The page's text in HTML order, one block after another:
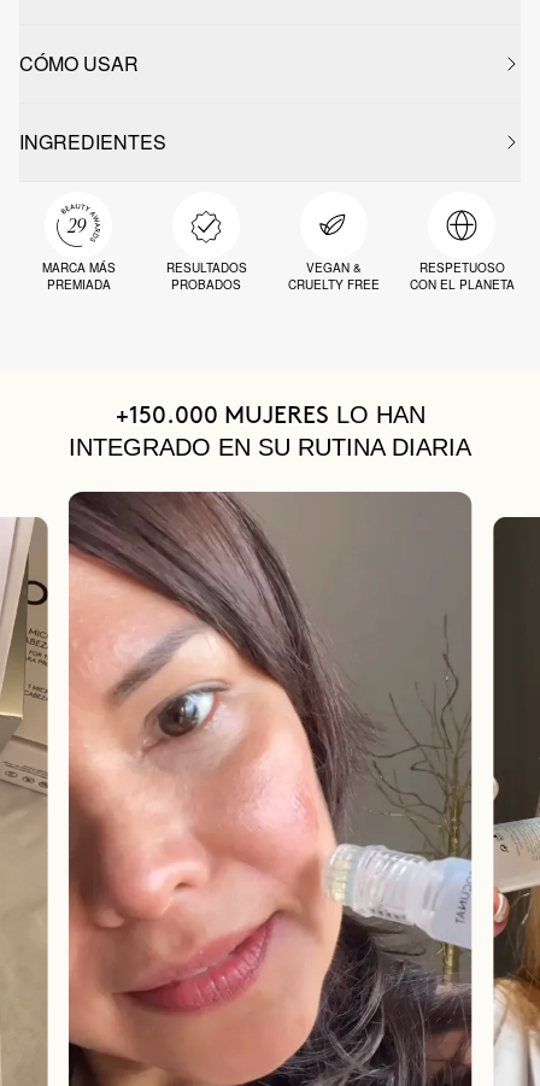
CÓMO USAR
INGREDIENTES
MARCA MÁS
PREMIADA
RESULTADOS
PROBADOS
VEGAN &
CRUELTY FREE
RESPETUOSO
CON EL PLANETA
+150.000 MUJERES LO HAN
INTEGRADO EN SU RUTINA DIARIA